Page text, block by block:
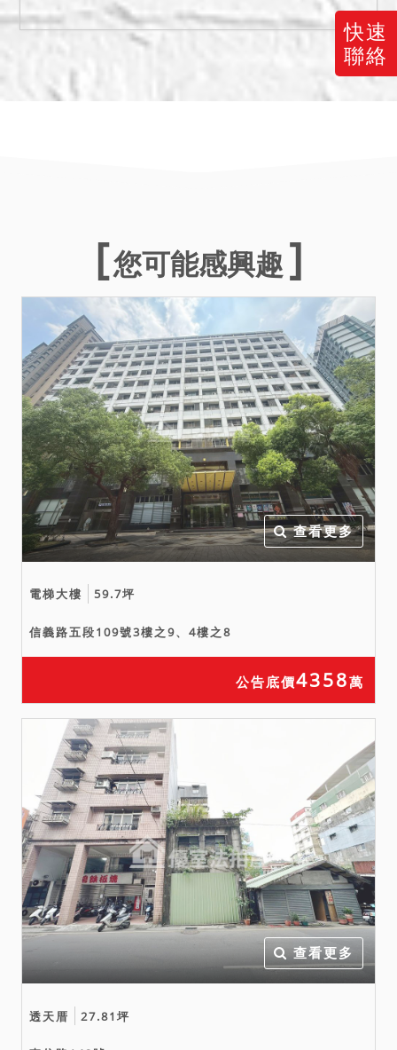
快速
聯絡
通。大眾運輸條件普通。」
等語。
拍定後點交3179建號。
備註
三、保證金新台幣：
343,000元。
您可能感興趣
查看更多
電梯大樓 59.7坪
信義路五段109號3樓之9、4樓之8
公告底價4358萬
查看更多
透天厝 27.81坪